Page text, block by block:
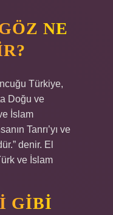
NE
Türkiye,
Doğu ve
İslam
Tanrı’yı ​​ve
denir. El
ve İslam
GIBI